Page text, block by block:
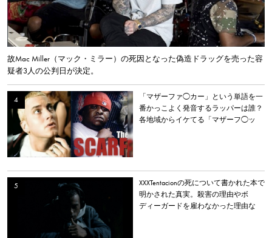
故Mac Miller（マック・ミラー）の死因となった偽造ドラッグを売った容
疑者3人の公判日が決定。
「マザーファ◯カー」という単語を一
番かっこよく発音するラッパーは誰？
各地域からイケてる「マザーフ◯ッ
XXXTentacionの死について書かれた本で
明かされた真実。殺害の理由やボ
ディーガードを雇わなかった理由な